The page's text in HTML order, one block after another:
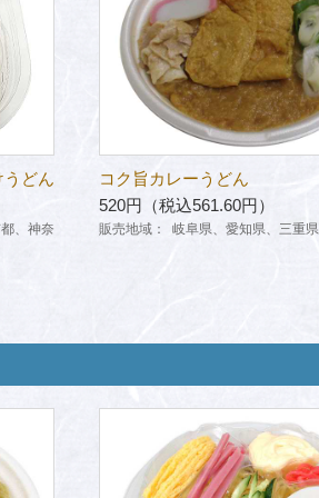
どん
、神奈
コク旨カレーうどん
520円（税込561.60円）
販売地域： 岐阜県、愛知県、三重県